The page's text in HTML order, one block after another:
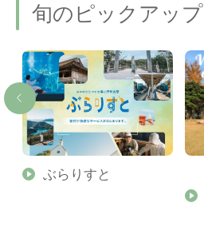
旬のピックアップ
ぶらりすと